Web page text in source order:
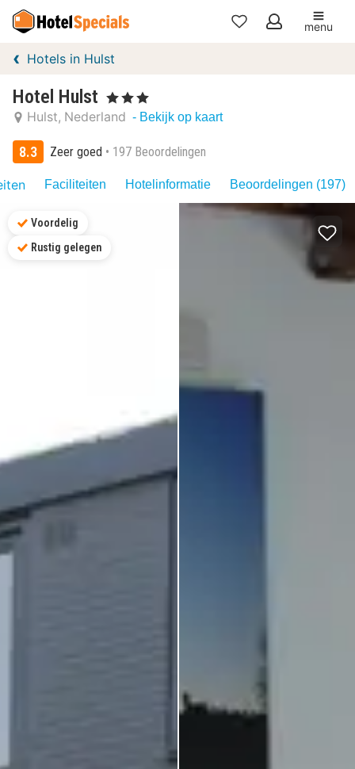
Mijn
menu
Hotels in Hulst
Hotel Hulst , 3 Sterren
Hulst Nederland - Bekijk op kaart
8.3 Zeer goed 197 Beoordelingen
Faciliteiten Hotelinformatie Beoordelingen (197)
Voordelig
Rustig gelegen